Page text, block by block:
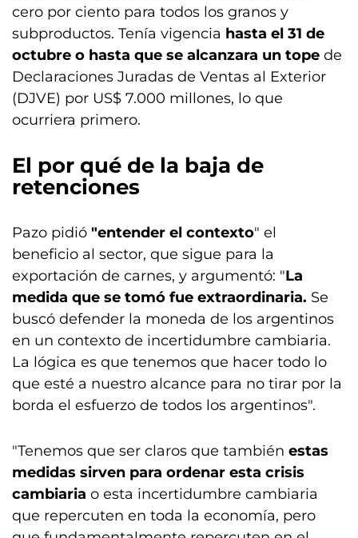
cero por ciento para todos los granos y
subproductos. Tenía vigencia hasta el 31 de
octubre o hasta que se alcanzara un tope de
Declaraciones Juradas de Ventas al Exterior
(DJVE) por US$ 7.000 millones, lo que
ocurriera primero.
El por qué de la baja de
retenciones
Pazo pidió "entender el contexto" el
beneficio al sector, que sigue para la
exportación de carnes, y argumentó: "La
medida que se tomó fue extraordinaria. Se
buscó defender la moneda de los argentinos
en un contexto de incertidumbre cambiaria.
La lógica es que tenemos que hacer todo lo
que esté a nuestro alcance para no tirar por la
borda el esfuerzo de todos los argentinos".
"Tenemos que ser claros que también estas
medidas sirven para ordenar esta crisis
cambiaria o esta incertidumbre cambiaria
que repercuten en toda la economía, pero